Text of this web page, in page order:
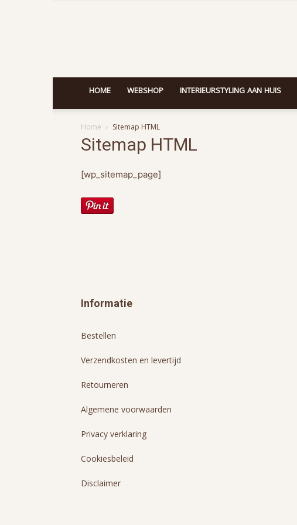
HOME WEBSHOP INTERIEURSTYLING AAN HUIS
Home Sitemap HTML
Sitemap HTML
[wp_sitemap_page]
Informatie
Bestellen
Verzendkosten en levertijd
Retourneren
Algemene voorwaarden
Privacy verklaring
Cookiesbeleid
Disclaimer